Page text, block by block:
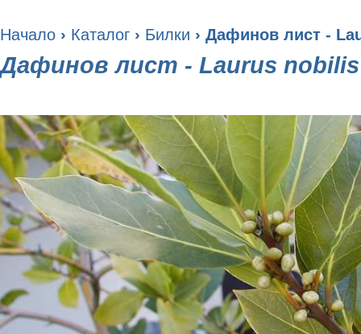
Начало › Каталог › Билки › Дафинов лист -
Дафинов лист - Laurus